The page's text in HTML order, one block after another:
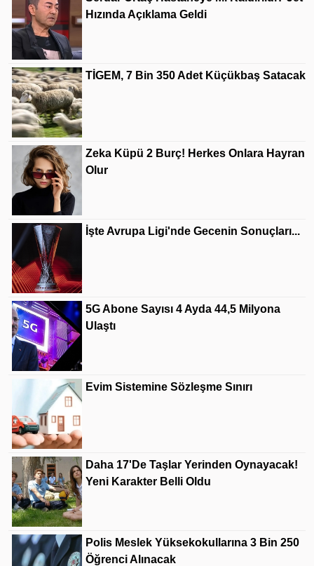
Hızında Açıklama Geldi
TİGEM, 7 Bin 350 Adet Küçükbaş Satacak
Zeka Küpü 2 Burç! Herkes Onlara Hayran
Olur
İşte Avrupa Ligi'nde Gecenin Sonuçları...
5G Abone Sayısı 4 Ayda 44,5 Milyona
Ulaştı
Evim Sistemine Sözleşme Sınırı
Daha 17'de Taşlar Yerinden Oynayacak!
Yeni Karakter Belli Oldu
Polis Meslek Yüksekokullarına 3 Bin 250
Öğrenci Alınacak